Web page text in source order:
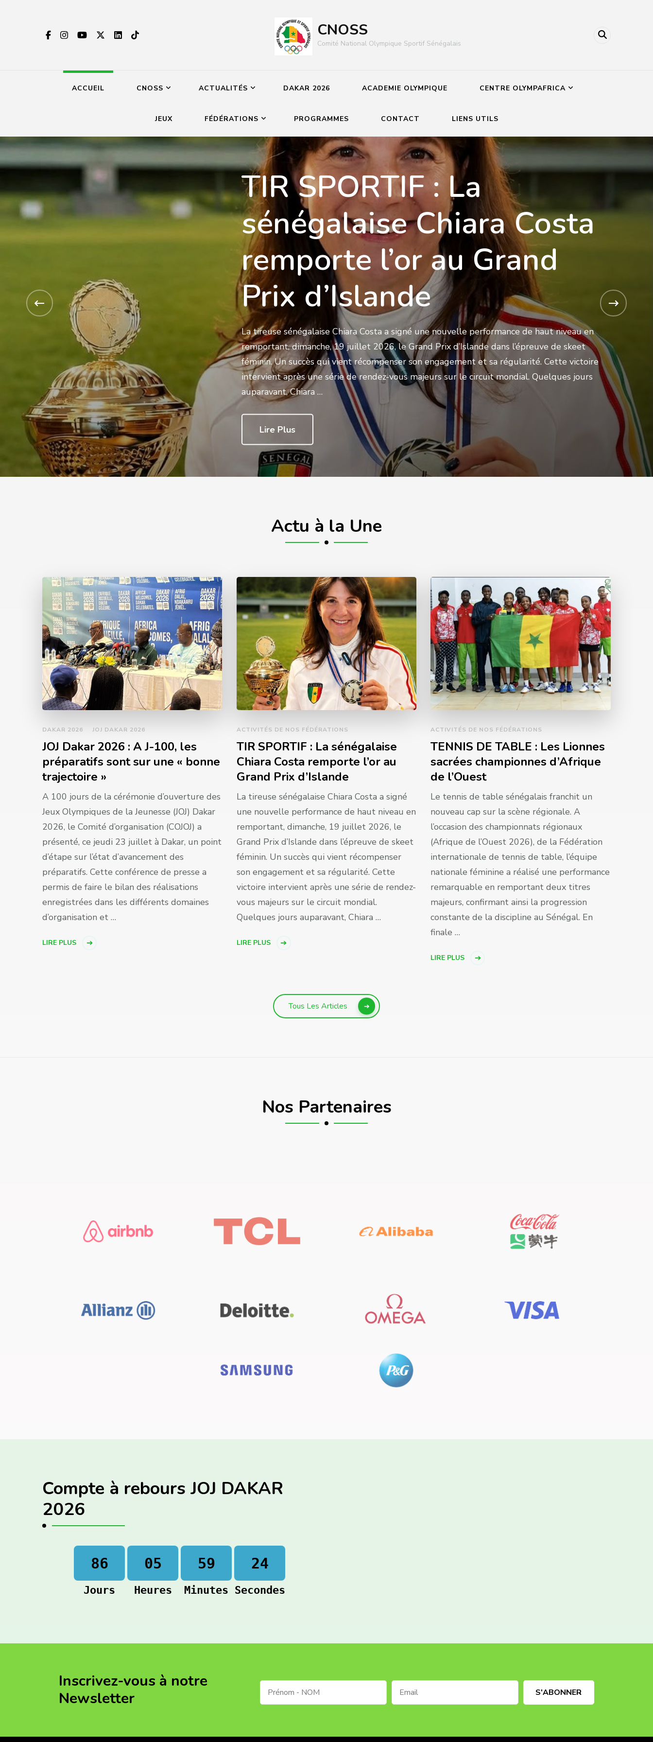
CNOSS
Comité National Olympique Sportif Sénégalais
ACCUEIL CNOSS ACTUALITÉS DAKAR 2026 ACADEMIE OLYMPIQUE CENTRE OLYMPAFRICA
JEUX FÉDÉRATIONS PROGRAMMES CONTACT LIENS UTILS
TIR SPORTIF : La
sénégalaise Chiara Costa
remporte l’or au Grand
Prix d’Islande
La tireuse sénégalaise Chiara Costa a signé une nouvelle performance de haut niveau en
remportant, dimanche, 19 juillet 2026, le Grand Prix d’Islande dans l’épreuve de skeet
féminin. Un succès qui vient récompenser son engagement et sa régularité. Cette victoire
intervient après une série de rendez-vous majeurs sur le circuit mondial. Quelques jours
auparavant, Chiara …
Lire Plus
Actu à la Une
DAKAR 2026 JOJ DAKAR 2026
JOJ Dakar 2026 : A J-100, les
préparatifs sont sur une « bonne
trajectoire »
A 100 jours de la cérémonie d’ouverture des
Jeux Olympiques de la Jeunesse (JOJ) Dakar
2026, le Comité d’organisation (COJOJ) a
présenté, ce jeudi 23 juillet à Dakar, un point
d’étape sur l’état d’avancement des
préparatifs. Cette conférence de presse a
permis de faire le bilan des réalisations
enregistrées dans les différents domaines
d’organisation et …
LIRE PLUS
ACTIVITÉS DE NOS FÉDÉRATIONS
TIR SPORTIF : La sénégalaise
Chiara Costa remporte l’or au
Grand Prix d’Islande
La tireuse sénégalaise Chiara Costa a signé
une nouvelle performance de haut niveau en
remportant, dimanche, 19 juillet 2026, le
Grand Prix d’Islande dans l’épreuve de skeet
féminin. Un succès qui vient récompenser
son engagement et sa régularité. Cette
victoire intervient après une série de rendez-
vous majeurs sur le circuit mondial.
Quelques jours auparavant, Chiara …
LIRE PLUS
ACTIVITÉS DE NOS FÉDÉRATIONS
TENNIS DE TABLE : Les Lionnes
sacrées championnes d’Afrique
de l’Ouest
Le tennis de table sénégalais franchit un
nouveau cap sur la scène régionale. A
l’occasion des championnats régionaux
(Afrique de l’Ouest 2026), de la Fédération
internationale de tennis de table, l’équipe
nationale féminine a réalisé une performance
remarquable en remportant deux titres
majeurs, confirmant ainsi la progression
constante de la discipline au Sénégal. En
finale …
LIRE PLUS
Tous Les Articles
Nos Partenaires
Compte à rebours JOJ DAKAR
2026
86
Jours
05
Heures
59
Minutes
23
Secondes
Inscrivez-vous à notre
Newsletter